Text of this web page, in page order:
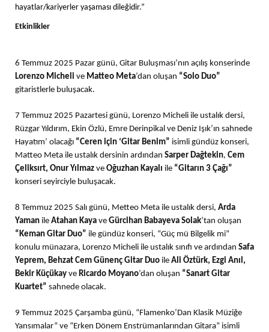
hayatlar/kariyerler yaşaması dileğidir.”
Etkinlikler
6 Temmuz 2025 Pazar günü, Gitar Buluşması’nın açılış konserinde
Lorenzo Micheli ve Matteo Meta’dan oluşan “Solo Duo”
gitaristlerle buluşacak.
7 Temmuz 2025 Pazartesi günü, Lorenzo Micheli ile ustalık dersi,
Rüzgar Yıldırım, Ekin Özlü, Emre Derinpikal ve Deniz Işık’ın sahnede
Hayatım’ olacağı “Ceren için ‘Gitar Benim” isimli gündüz konseri,
Matteo Meta ile ustalık dersinin ardından Sarper Dağtekin, Cem
Çeliksırt, Onur Yılmaz ve Oğuzhan Kayalı ile “Gitarın 3 Çağı”
konseri seyirciyle buluşacak.
8 Temmuz 2025 Salı günü, Metteo Meta ile ustalık dersi, Arda
Yaman ile Atahan Kaya ve Gürcihan Babayeva Solak’tan oluşan
“Keman Gitar Duo” ile gündüz konseri, “Güç mü Bilgelik mi”
konulu münazara, Lorenzo Micheli ile ustalık sınıfı ve ardından Safa
Yeprem, Behzat Cem Günenç Gitar Duo ile Ali Öztürk, Ezgi Anıl,
Bekir Küçükay ve Ricardo Moyano’dan oluşan “Sanart Gitar
Kuartet” sahnede olacak.
9 Temmuz 2025 Çarşamba günü, “Flamenko’Dan Klasik Müziğe
Yansımalar” ve “Erken Dönem Enstrümanlarından Gitara” isimli